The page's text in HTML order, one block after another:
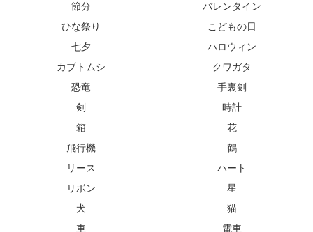
節分
バレンタイン
ひな祭り
こどもの日
七夕
ハロウィン
カブトムシ
クワガタ
恐竜
手裏剣
剣
時計
箱
花
飛行機
鶴
リース
ハート
リボン
星
犬
猫
車
電車